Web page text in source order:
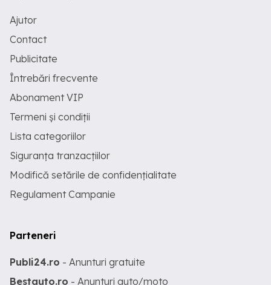
Ajutor
Contact
Publicitate
Întrebări frecvente
Abonament VIP
Termeni și condiții
Lista categoriilor
Siguranța tranzacțiilor
Modifică setările de confidențialitate
Regulament Campanie
Parteneri
Publi24.ro - Anunturi gratuite
Bestauto.ro - Anunturi auto/moto